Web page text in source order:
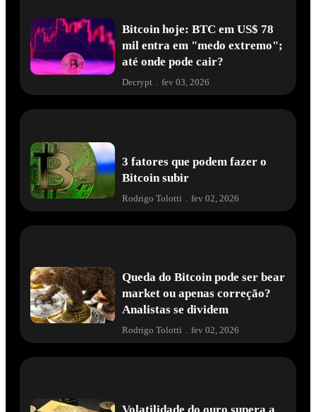
Bitcoin hoje: BTC em US$ 78
mil entra em "medo extremo";
até onde pode cair?
Decrypt . fev 03, 2026
3 fatores que podem fazer o
Bitcoin subir
Rodrigo Tolotti fev 02, 2026
Queda do Bitcoin pode ser bear
market ou apenas correção?
Analistas se dividem
Rodrigo Tolotti . fev 02, 2026